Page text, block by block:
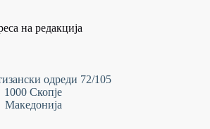
на редакција
одреди 72/105
1000 Скопје
Македонија